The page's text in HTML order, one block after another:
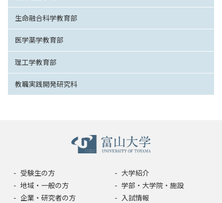
生命融合科学教育部
医学薬学教育部
理工学教育部
教職実践開発研究科
受験生の方
地域・一般の方
企業・研究者の方
大学紹介
学部・大学院・施設
入試情報